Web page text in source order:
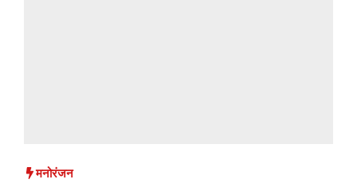
मनोरंजन